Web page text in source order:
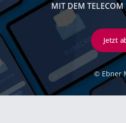
MIT DEM
Jetzt
© Ebner